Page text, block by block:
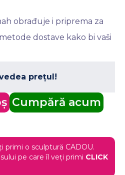
obrađuje i priprema za
dostave kako bi vaši
prețul!
Cumpără acum
primi o sculptură CADOU.
pe care îl veți primi CLICK